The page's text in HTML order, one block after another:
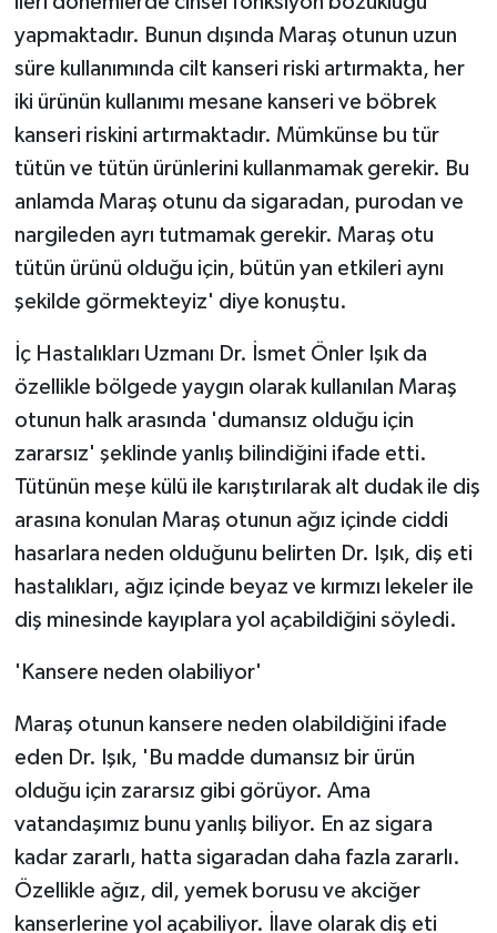
yapmaktadır. Bunun dışında Maraş otunun uzun
süre kullanımında cilt kanseri riski artırmakta, her
iki ürünün kullanımı mesane kanseri ve böbrek
kanseri riskini artırmaktadır. Mümkünse bu tür
tütün ve tütün ürünlerini kullanmamak gerekir. Bu
anlamda Maraş otunu da sigaradan, purodan ve
nargileden ayrı tutmamak gerekir. Maraş otu
tütün ürünü olduğu için, bütün yan etkileri aynı
şekilde görmekteyiz' diye konuştu.
İç Hastalıkları Uzmanı Dr. İsmet Önler Işık da
özellikle bölgede yaygın olarak kullanılan Maraş
otunun halk arasında 'dumansız olduğu için
zararsız' şeklinde yanlış bilindiğini ifade etti.
Tütünün meşe külü ile karıştırılarak alt dudak ile diş
arasına konulan Maraş otunun ağız içinde ciddi
hasarlara neden olduğunu belirten Dr. Işık, diş eti
hastalıkları, ağız içinde beyaz ve kırmızı lekeler ile
diş minesinde kayıplara yol açabildiğini söyledi.
'Kansere neden olabiliyor'
Maraş otunun kansere neden olabildiğini ifade
eden Dr. Işık, 'Bu madde dumansız bir ürün
olduğu için zararsız gibi görüyor. Ama
vatandaşımız bunu yanlış biliyor. En az sigara
kadar zararlı, hatta sigaradan daha fazla zararlı.
Özellikle ağız, dil, yemek borusu ve akciğer
kanserlerine yol açabiliyor. İlave olarak diş eti
YAŞAM
YEREL
Yerel Haberler